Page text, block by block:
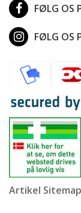
FØLG OS
FØLG OS
Artikel Sitemap